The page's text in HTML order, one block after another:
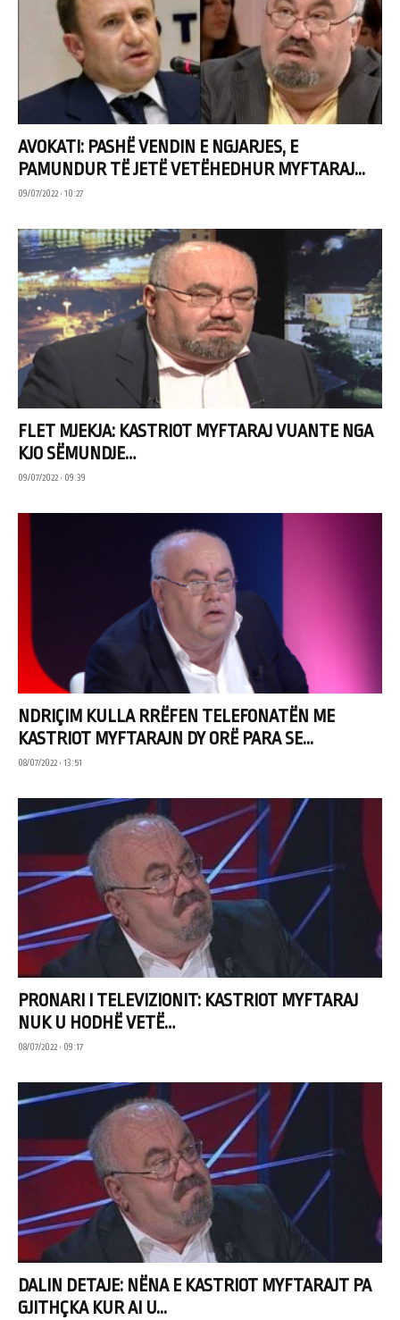
AVOKATI: PASHË VENDIN E NGJARJES, E
PAMUNDUR TË JETË VETËHEDHUR MYFTARAJ...
09/07/2022 • 10:27
FLET MJEKJA: KASTRIOT MYFTARAJ VUANTE NGA
KJO SËMUNDJE…
09/07/2022 • 09:39
NDRIÇIM KULLA RRËFEN TELEFONATËN ME
KASTRIOT MYFTARAJN DY ORË PARA SE...
08/07/2022 • 13:51
PRONARI I TELEVIZIONIT: KASTRIOT MYFTARAJ
NUK U HODHË VETË…
08/07/2022 • 09:17
DALIN DETAJE: NËNA E KASTRIOT MYFTARAJT PA
GJITHÇKA KUR AI U...